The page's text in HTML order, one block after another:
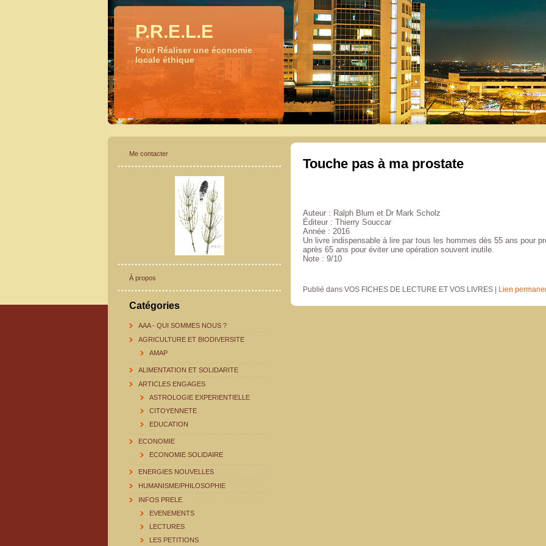
P.R.E.L.E
Pour Réaliser une économie
locale éthique
Me contacter
À propos
Catégories
AAA - QUI SOMMES NOUS ?
AGRICULTURE ET BIODIVERSITE
AMAP
ALIMENTATION ET SOLIDARITE
ARTICLES ENGAGES
ASTROLOGIE EXPERIENTIELLE
CITOYENNETE
EDUCATION
ECONOMIE
ECONOMIE SOLIDAIRE
ENERGIES NOUVELLES
HUMANISME/PHILOSOPHIE
INFOS PRELE
EVENEMENTS
LECTURES
LES PETITIONS
Touche pas à ma prostate
Auteur : Ralph Blum et Dr Mark Scholz
Éditeur : Thierry Souccar
Année : 2016
Un livre indispensable à lire par tous les hommes dès 55 ans pour
après 65 ans pour éviter une opération souvent inutile.
Note : 9/10
Publié dans VOS FICHES DE LECTURE ET VOS LIVRES | Lien